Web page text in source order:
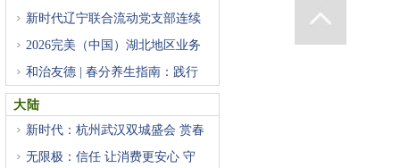
新时代辽宁联合流动党支部连续
2026完美（中国）湖北地区业务
和治友德 | 春分养生指南：践行
大陆
新时代：杭州武汉双城盛会 赏春
无限极：信任 让消费更安心 守